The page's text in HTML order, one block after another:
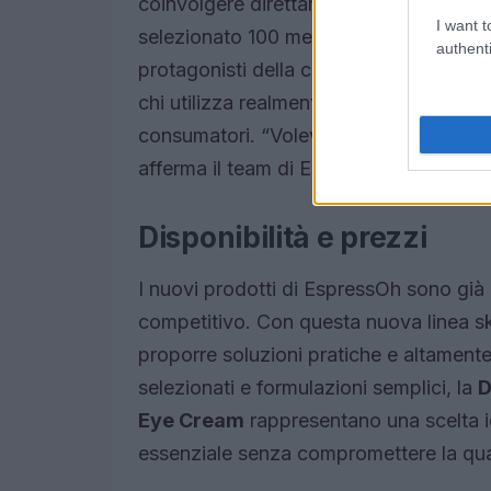
I want
selezionato 100 membri della
protagonisti della campagna. Chiara
chi utilizza realmente i prodotti,
consumatori. “Volevamo che questa
afferma il team di EspressOh.
Disponibilità e prezzi
I nuovi prodotti di EspressOh sono
competitivo. Con questa nuova linea
proporre soluzioni pratiche e
selezionati e formulazioni semplici, la
Eye Cream rappresentano una scelta
essenziale senza compromettere la